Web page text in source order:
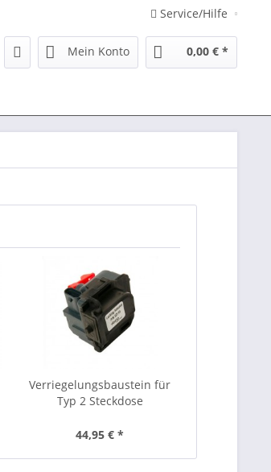
Service/Hilfe
Mein Konto 0,00 € *
Verriegelungsbaustein für
Typ 2 Steckdose
44,95 € *